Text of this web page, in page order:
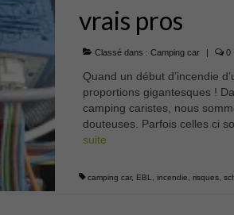
vrais pros
Classé dans : Camping car | 0
Quand un début d’incendie
proportions gigantesques !
camping caristes, nous
douteuses. Parfois celles ci
suite­­
camping car, EBL incendie risques,